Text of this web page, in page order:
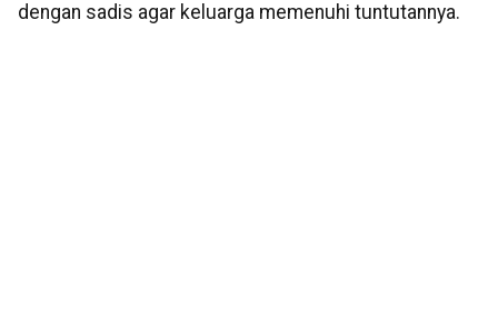
dengan sadis agar keluarga memenuhi tuntutannya.